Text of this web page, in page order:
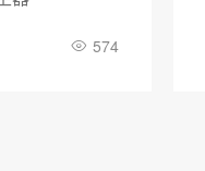
574